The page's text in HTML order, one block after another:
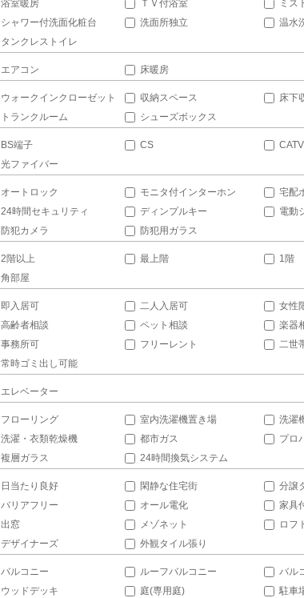
浴室暖房
ＴＶ付浴室
ミス
シャワー付洗面化粧台
洗面所独立
温水
タンクレストイレ
エアコン 床暖房
ウォークインクローゼット 収納スペース
床下
トランクルーム
シューズボックス
BS端子 CS
CATV
光ファイバー
オートロック モニタ付インターホン
宅配
24時間セキュリティ
ディンプルキー
電動
防犯カメラ
防犯用ガラス
2階以上 最上階
1階
角部屋
即入居可 二人入居可
女性
高齢者相談
ペット相談
楽器
事務所可
フリーレント
二世
常時ゴミ出し可能
エレベーター
フローリング 室内洗濯機置き場
洗濯
洗濯・衣類乾燥機
都市ガス
プロ
複層ガラス
24時間換気システム
日当たり良好 閑静な住宅街
分譲
バリアフリー
オール電化
家具
出窓
メゾネット
ロフ
デザイナーズ
外観タイル張り
バルコニー ルーフバルコニー
バル
ウッドデッキ
庭(専用庭)
駐車